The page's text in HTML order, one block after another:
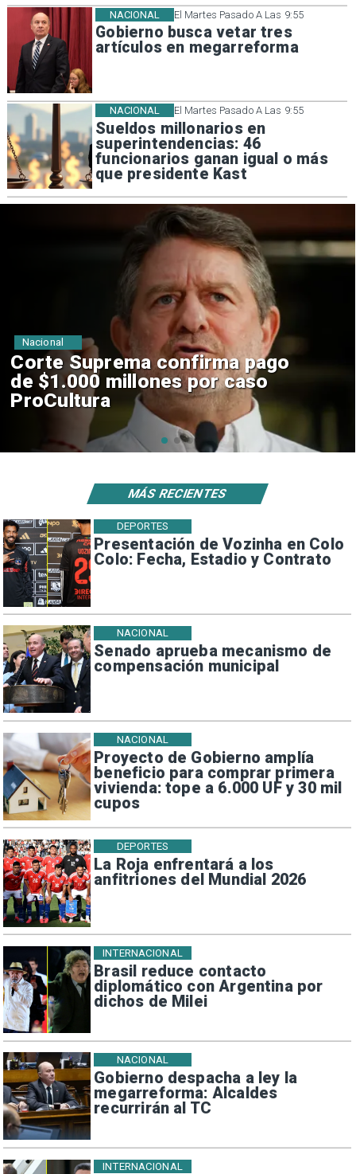
El Martes Pasado A Las 9:55
Gobierno busca vetar tres
artículos en megarreforma
NACIONAL
El Martes Pasado A Las 9:55
Sueldos millonarios en
superintendencias: 46
funcionarios ganan igual o más
que presidente Kast
NACIONAL
Codelco suspende
construcción de Andes Norte
en El Teniente por riesgos
sísmicos
Nacional
Presentación de Vozinha en Colo
Colo: Fecha, Estadio y Contrato
DEPORTES
Senado aprueba mecanismo de
compensación municipal
NACIONAL
Proyecto de Gobierno amplía
beneficio para comprar primera
vivienda: tope a 6.000 UF y 30 mil
cupos
NACIONAL
La Roja enfrentará a los
anfitriones del Mundial 2026
DEPORTES
Brasil reduce contacto
diplomático con Argentina por
dichos de Milei
INTERNACIONAL
Gobierno despacha a ley la
megarreforma: Alcaldes
recurrirán al TC
NACIONAL
INTERNACIONAL
MÁS RECIENTES